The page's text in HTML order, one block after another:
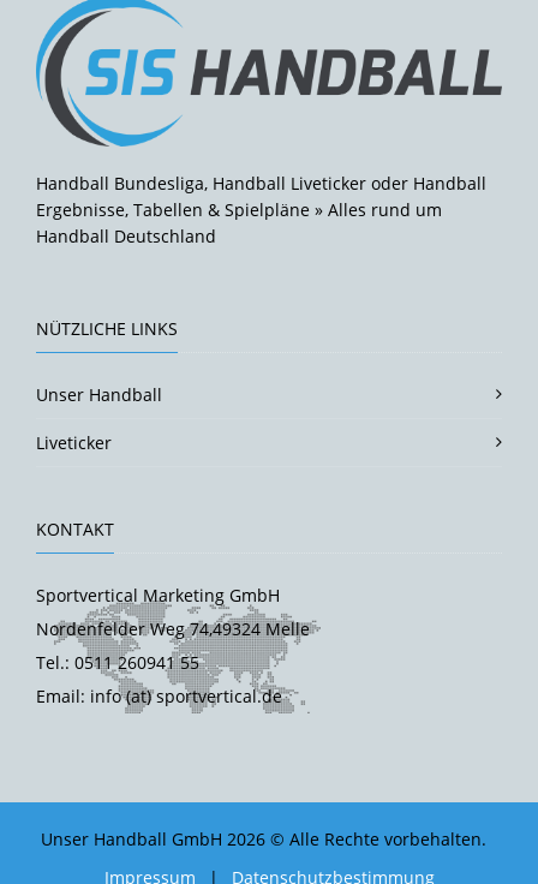
Handball Bundesliga, Handball Liveticker oder Handball
Ergebnisse, Tabellen & Spielpläne » Alles rund um
Handball Deutschland
NÜTZLICHE LINKS
Unser Handball
Liveticker
KONTAKT
Sportvertical Marketing GmbH
Nordenfelder Weg 74,49324 Melle
Tel.: 0511 260941 55
Email: info (at) sportvertical.de
Unser Handball GmbH 2026 © Alle Rechte vorbehalten.
Impressum
| Datenschutzbestimmung